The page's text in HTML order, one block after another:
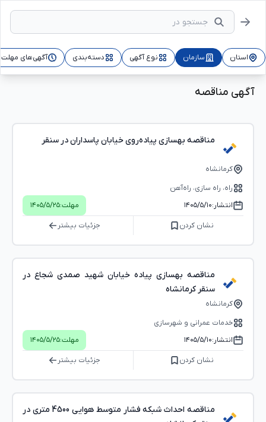
استان سازمان نوع آگهی دسته‌بندی آگهی‌های
آگهی مناقصه
مناقصه بهسازی پیاده‌روی خیابان پاسداران در سنقر
کرمانشاه
راه، راه‌ سازی، راه‌آهن
انتشار:۱۴۰۵/۵/۱۰ مهلت:۱۴۰۵/۵/۲۵
نشان کردن جزئیات بیشتر
مناقصه بهسازی پیاده خیابان شهید صمدی شجاع در
سنقر کرمانشاه
کرمانشاه
خدمات عمرانی و شهرسازی
انتشار:۱۴۰۵/۵/۱۰ مهلت:۱۴۰۵/۵/۲۵
نشان کردن جزئیات بیشتر
مناقصه احداث شبکه فشار متوسط هوایی 4500 متری در